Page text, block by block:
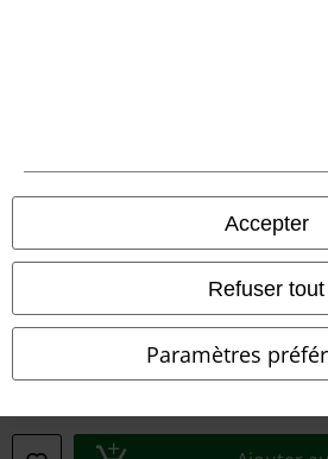
Accepter
Refuser tout
Paramètres
Informations sur l'accessibilité
Tous nos prix sont T.T.C. Cependant, ils
© 1986-2026 Large Popmerchandising BV